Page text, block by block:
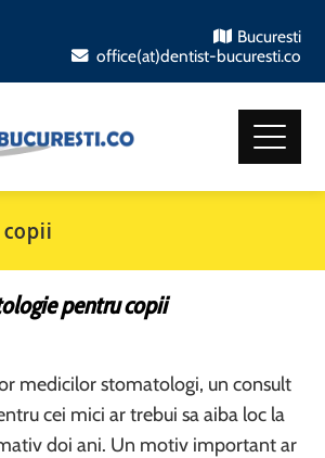
Bucuresti
office(at)dentist-bucuresti.co
pentru copii
medicilor stomatologi, un consult
cei mici ar trebui sa aiba loc la
doi ani. Un motiv important ar